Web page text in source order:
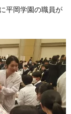
に平岡学園の職員が